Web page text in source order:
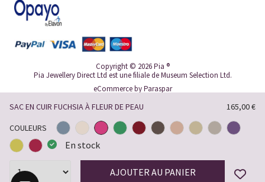
SAC EN CUIR FUCHSIA À FLEUR DE PEAU
165,00 €
COULEURS
En stock
Copyright © 2026 Pia ®
Pia Jewellery Direct Ltd est une filiale de Museum Selection Ltd.
eCommerce byParaspar